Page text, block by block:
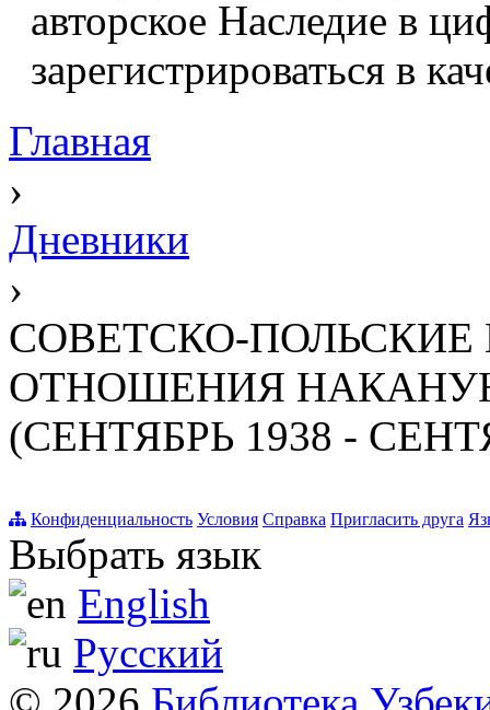
авторское Наследие в
зарегистрироваться в
Главная
›
Дневники
›
СОВЕТСКО-
ОТНОШЕНИЯ
(СЕНТЯБРЬ 1938 -
Конфиденциальность Условия Справка Пригласить друга
Выбрать язык
English
Русский